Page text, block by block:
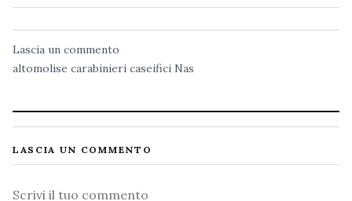
Lascia un commento
altomolise carabinieri caseifici Nas
LASCIA UN COMMENTO
Commento